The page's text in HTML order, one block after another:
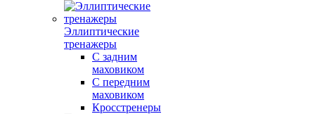
Эллиптические
тренажеры
С задним
маховиком
С передним
маховиком
Кросстренеры